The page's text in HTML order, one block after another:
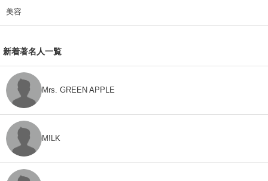
美容
新着著名人一覧
Mrs. GREEN APPLE
M!LK